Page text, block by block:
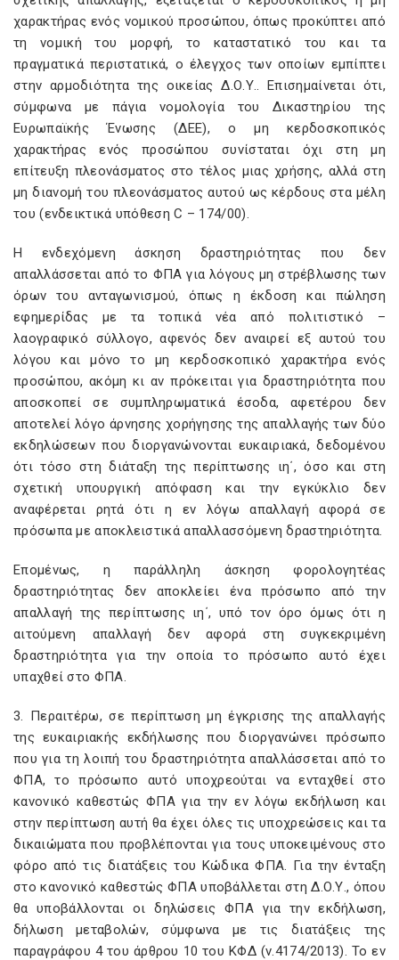
χαρακτήρας ενός νομικού προσώπου, όπως προκύπτει από
τη νομική του μορφή, το καταστατικό του και τα
πραγματικά περιστατικά, ο έλεγχος των οποίων εμπίπτει
στην αρμοδιότητα της οικείας Δ.Ο.Υ.. Επισημαίνεται ότι,
σύμφωνα με πάγια νομολογία του Δικαστηρίου της
Ευρωπαϊκής Ένωσης (ΔΕΕ), ο μη κερδοσκοπικός
χαρακτήρας ενός προσώπου συνίσταται όχι στη μη
επίτευξη πλεονάσματος στο τέλος μιας χρήσης, αλλά στη
μη διανομή του πλεονάσματος αυτού ως κέρδους στα μέλη
του (ενδεικτικά υπόθεση C – 174/00).
Η ενδεχόμενη άσκηση δραστηριότητας που δεν
απαλλάσσεται από το ΦΠΑ για λόγους μη στρέβλωσης των
όρων του ανταγωνισμού, όπως η έκδοση και πώληση
εφημερίδας με τα τοπικά νέα από πολιτιστικό –
λαογραφικό σύλλογο, αφενός δεν αναιρεί εξ αυτού του
λόγου και μόνο το μη κερδοσκοπικό χαρακτήρα ενός
προσώπου, ακόμη κι αν πρόκειται για δραστηριότητα που
αποσκοπεί σε συμπληρωματικά έσοδα, αφετέρου δεν
αποτελεί λόγο άρνησης χορήγησης της απαλλαγής των δύο
εκδηλώσεων που διοργανώνονται ευκαιριακά, δεδομένου
ότι τόσο στη διάταξη της περίπτωσης ιη΄, όσο και στη
σχετική υπουργική απόφαση και την εγκύκλιο δεν
αναφέρεται ρητά ότι η εν λόγω απαλλαγή αφορά σε
πρόσωπα με αποκλειστικά απαλλασσόμενη δραστηριότητα.
Επομένως, η παράλληλη άσκηση φορολογητέας
δραστηριότητας δεν αποκλείει ένα πρόσωπο από την
απαλλαγή της περίπτωσης ιη΄, υπό τον όρο όμως ότι η
αιτούμενη απαλλαγή δεν αφορά στη συγκεκριμένη
δραστηριότητα για την οποία το πρόσωπο αυτό έχει
υπαχθεί στο ΦΠΑ.
3. Περαιτέρω, σε περίπτωση μη έγκρισης της απαλλαγής
της ευκαιριακής εκδήλωσης που διοργανώνει πρόσωπο
που για τη λοιπή του δραστηριότητα απαλλάσσεται από το
ΦΠΑ, το πρόσωπο αυτό υποχρεούται να ενταχθεί στο
κανονικό καθεστώς ΦΠΑ για την εν λόγω εκδήλωση και
στην περίπτωση αυτή θα έχει όλες τις υποχρεώσεις και τα
δικαιώματα που προβλέπονται για τους υποκειμένους στο
φόρο από τις διατάξεις του Κώδικα ΦΠΑ. Για την ένταξη
στο κανονικό καθεστώς ΦΠΑ υποβάλλεται στη Δ.Ο.Υ., όπου
θα υποβάλλονται οι δηλώσεις ΦΠΑ για την εκδήλωση,
δήλωση μεταβολών, σύμφωνα με τις διατάξεις της
παραγράφου 4 του άρθρου 10 του ΚΦΔ (ν.4174/2013). Το εν